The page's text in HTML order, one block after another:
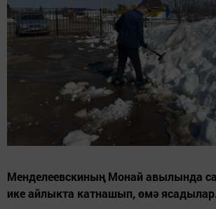
Менделеевскиның Монай авылында
ике айлыкта катнашып, өмә